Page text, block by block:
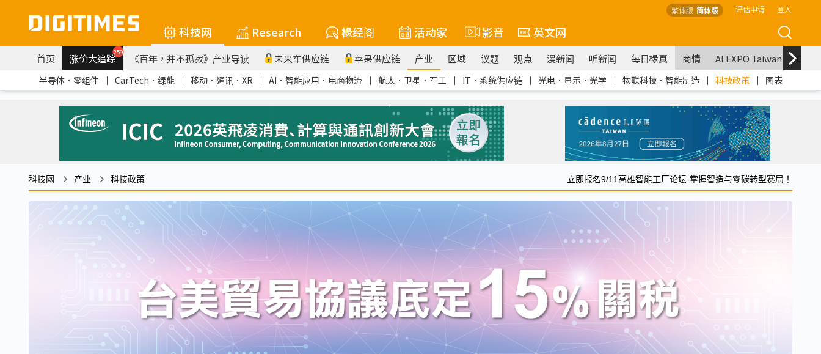
繁体版 简体版 评估申请 登入
科技网 Research 椽经阁 活动家 影音 英文网
首页 涨价大追踪259 《百年，并不孤寂》产业导读 未来车供应链 苹果供应链 产业 区域 议题 观点 漫新闻 听新闻 每日椽真 商情 AI EXPO Taiwan
半导体．零组件 ｜ CarTech．绿能 ｜ 移动．通讯．XR ｜ AI．智能应用．电商物流 ｜ 航太．卫星．军工 ｜ IT．系统供应链 ｜ 光电．显示．光学 ｜ 物联科技．智能制造 ｜ 科技政策 ｜ 图表
科技网 产业 科技政策 立即报名9/11高雄智能工厂论坛-掌握智造与零碳转型赛局！